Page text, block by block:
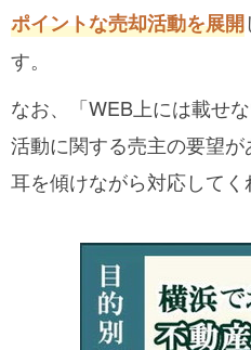
ポイントな売却活動を展開
す。
なお、「WEB上には載せ
活動に関する売主の要望
耳を傾けながら対応してく